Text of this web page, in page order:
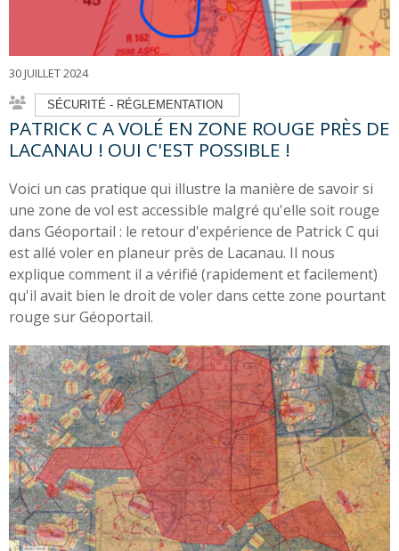
30 JUILLET 2024
SÉCURITÉ - RÉGLEMENTATION
PATRICK C A VOLÉ EN ZONE ROUGE PRÈS DE
LACANAU ! OUI C'EST POSSIBLE !
Voici un cas pratique qui illustre la manière de savoir si
une zone de vol est accessible malgré qu'elle soit rouge
dans Géoportail : le retour d'expérience de Patrick C qui
est allé voler en planeur près de Lacanau. Il nous
explique comment il a vérifié (rapidement et facilement)
qu'il avait bien le droit de voler dans cette zone pourtant
rouge sur Géoportail.